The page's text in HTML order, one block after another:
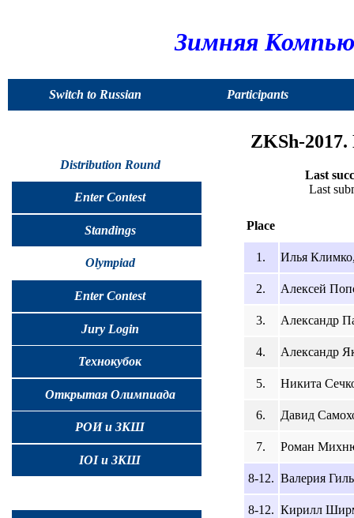
Зимняя
Switch to Russian Participants
Distribution Round
Enter Contest
Standings
Olympiad
Enter Contest
Jury Login
Технокубок
Открытая Олимпиада
РОИ и ЗКШ
IOI и ЗКШ
ZKSh-
Last
Last
Place
1. Илья
2. Алексей
3. Александр
4. Александр
5. Никита
6. Давид
7. Роман
8-12. Валерия
8-12. Кирилл